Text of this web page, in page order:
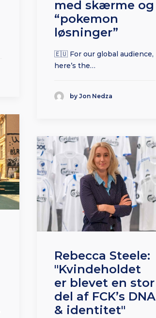
med skærme og
“pokemon
løsninger”
🇪🇺 For our global audience,
here’s the…
by Jon Nedza
Rebecca Steele:
"Kvindeholdet
er blevet en stor
del af FCK’s DNA
& identitet"